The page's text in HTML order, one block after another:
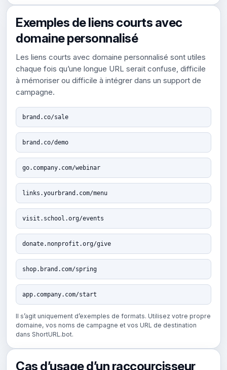
Exemples de liens courts avec
domaine personnalisé
Les liens courts avec domaine personnalisé sont utiles
chaque fois qu’une longue URL serait confuse, difficile
à mémoriser ou difficile à intégrer dans un support de
campagne.
brand.co/sale
brand.co/demo
go.company.com/webinar
links.yourbrand.com/menu
visit.school.org/events
donate.nonprofit.org/give
shop.brand.com/spring
app.company.com/start
Il s’agit uniquement d’exemples de formats. Utilisez votre propre
domaine, vos noms de campagne et vos URL de destination
dans ShortURL.bot.
Cas d’usage d’un raccourcisseur